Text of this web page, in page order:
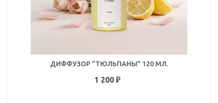
ДИФФУЗОР "ТЮЛЬПАНЫ" 120 МЛ.
1 200 ₽